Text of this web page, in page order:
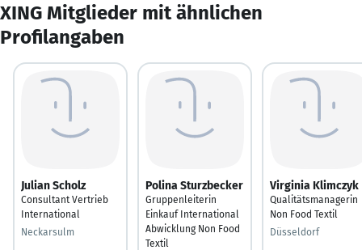
XING Mitglieder mit ähnlichen
Profilangaben
Julian Scholz
Consultant Vertrieb
International
Neckarsulm
Polina Sturzbecker
Gruppenleiterin
Einkauf International
Abwicklung Non Food
Textil
Virginia Klimczyk
Qualitätsmanagerin
Non Food Textil
Düsseldorf